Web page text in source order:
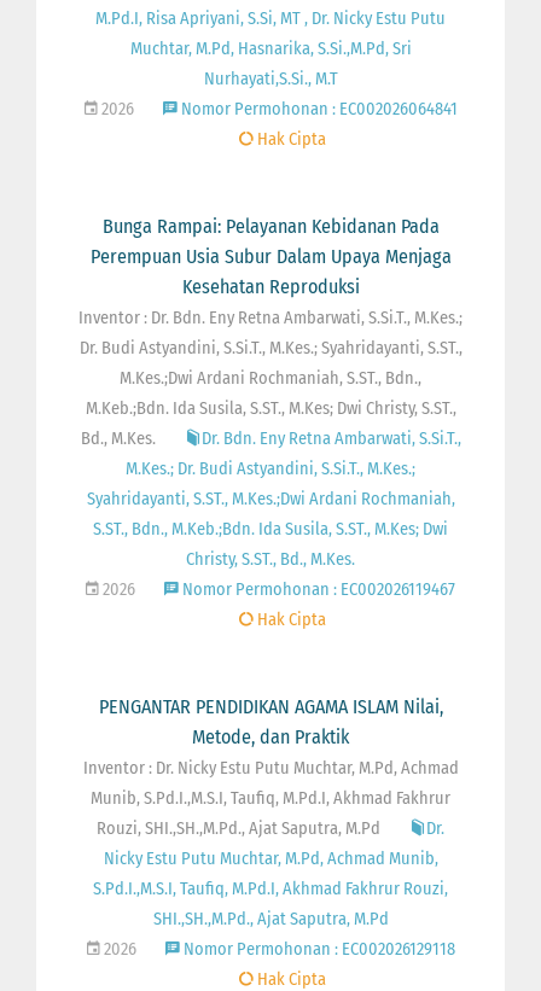
M.Pd.I, Risa Apriyani, S.Si, MT , Dr. Nicky Estu Putu
Muchtar, M.Pd, Hasnarika, S.Si.,M.Pd, Sri
Nurhayati,S.Si., M.T
2026
Nomor Permohonan : EC002026064841
Hak Cipta
Bunga Rampai: Pelayanan Kebidanan Pada
Perempuan Usia Subur Dalam Upaya Menjaga
Kesehatan Reproduksi
Inventor : Dr. Bdn. Eny Retna Ambarwati, S.Si.T., M.Kes.;
Dr. Budi Astyandini, S.Si.T., M.Kes.; Syahridayanti, S.ST.,
M.Kes.;Dwi Ardani Rochmaniah, S.ST., Bdn.,
M.Keb.;Bdn. Ida Susila, S.ST., M.Kes; Dwi Christy, S.ST.,
Bd., M.Kes.
Dr. Bdn. Eny Retna Ambarwati, S.Si.T.,
M.Kes.; Dr. Budi Astyandini, S.Si.T., M.Kes.;
Syahridayanti, S.ST., M.Kes.;Dwi Ardani Rochmaniah,
S.ST., Bdn., M.Keb.;Bdn. Ida Susila, S.ST., M.Kes; Dwi
Christy, S.ST., Bd., M.Kes.
2026
Nomor Permohonan : EC002026119467
Hak Cipta
PENGANTAR PENDIDIKAN AGAMA ISLAM Nilai,
Metode, dan Praktik
Inventor : Dr. Nicky Estu Putu Muchtar, M.Pd, Achmad
Munib, S.Pd.I.,M.S.I, Taufiq, M.Pd.I, Akhmad Fakhrur
Rouzi, SHI.,SH.,M.Pd., Ajat Saputra, M.Pd
Dr.
Nicky Estu Putu Muchtar, M.Pd, Achmad Munib,
S.Pd.I.,M.S.I, Taufiq, M.Pd.I, Akhmad Fakhrur Rouzi,
SHI.,SH.,M.Pd., Ajat Saputra, M.Pd
2026
Nomor Permohonan : EC002026129118
Hak Cipta